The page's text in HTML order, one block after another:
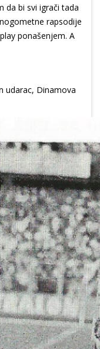
da bi svi igrači tada
rapsodije
ponašenjem. A
udarac, Dinamova